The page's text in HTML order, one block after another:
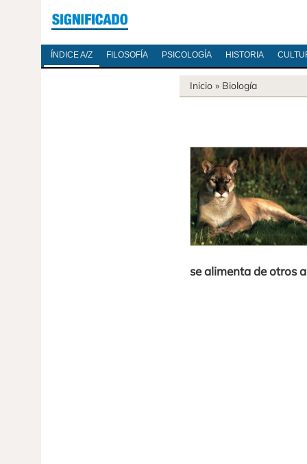
ÍNDICE A/Z FILOSOFÍA PSICOLOGÍA HISTORIA
Inicio » Biología
se alimenta de otros